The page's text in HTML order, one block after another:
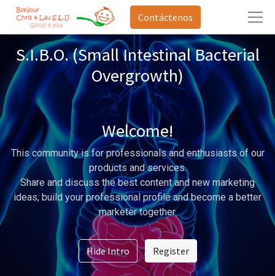
Contáctenos
S.I.B.O. (Small Intestinal Bacterial
Overgrowth)
Welcome!
This community is for professionals and enthusiasts of our
products and services.
Share and discuss the best content and new marketing
ideas, build your professional profile and become a better
marketer together.
Hide Intro Register